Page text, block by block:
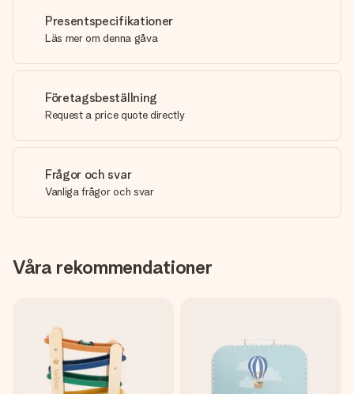
Presentspecifikationer
Läs mer om denna gåva
Företagsbeställning
Request a price quote directly
Frågor och svar
Vanliga frågor och svar
Våra rekommendationer